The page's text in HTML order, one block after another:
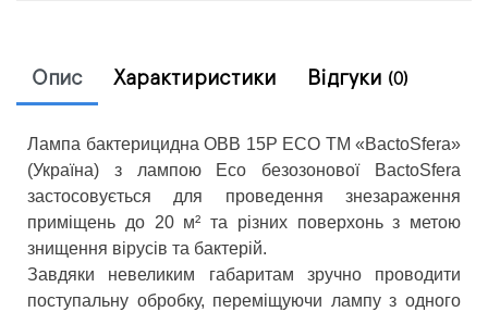
Опис Характиристики Відгуки (0)
Лампа бактерицидна OBB 15P ECO ТМ «BactoSfera»
(Україна) з лампою Eco безозонової BactoSfera
застосовується для проведення знезараження
приміщень до 20 м² та різних поверхонь з метою
знищення вірусів та бактерій.
Завдяки невеликим габаритам зручно проводити
поступальну обробку, переміщуючи лампу з одного